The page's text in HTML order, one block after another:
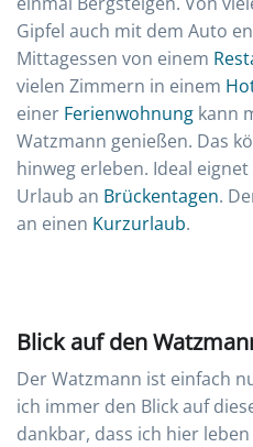
Gipfel auch mit dem Auto
Mittagessen von einem
vielen Zimmern in einem
einer Ferienwohnung kann
Watzmann genießen. Das
hinweg erleben. Ideal
Urlaub an Brückentagen.
an einen Kurzurlaub.
Blick auf den
Der Watzmann ist einfach
ich immer den Blick auf
dankbar, dass ich hier